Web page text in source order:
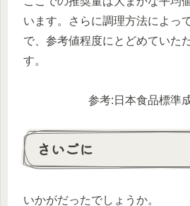
います。さらに調理方法によっ
で、参考値程度にとどめていた
す。
参考:日本食品標準
さいごに
いかがだったでしょうか。